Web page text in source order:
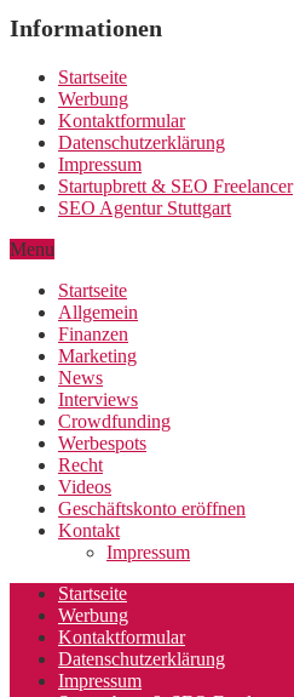
Informationen
Startseite
Werbung
Kontaktformular
Datenschutzerklärung
Impressum
Startupbrett & SEO Freelancer
SEO Agentur Stuttgart
Menu
Startseite
Allgemein
Finanzen
Marketing
News
Interviews
Crowdfunding
Werbespots
Recht
Videos
Geschäftskonto eröffnen
Kontakt
Impressum
Startseite
Werbung
Kontaktformular
Datenschutzerklärung
Impressum